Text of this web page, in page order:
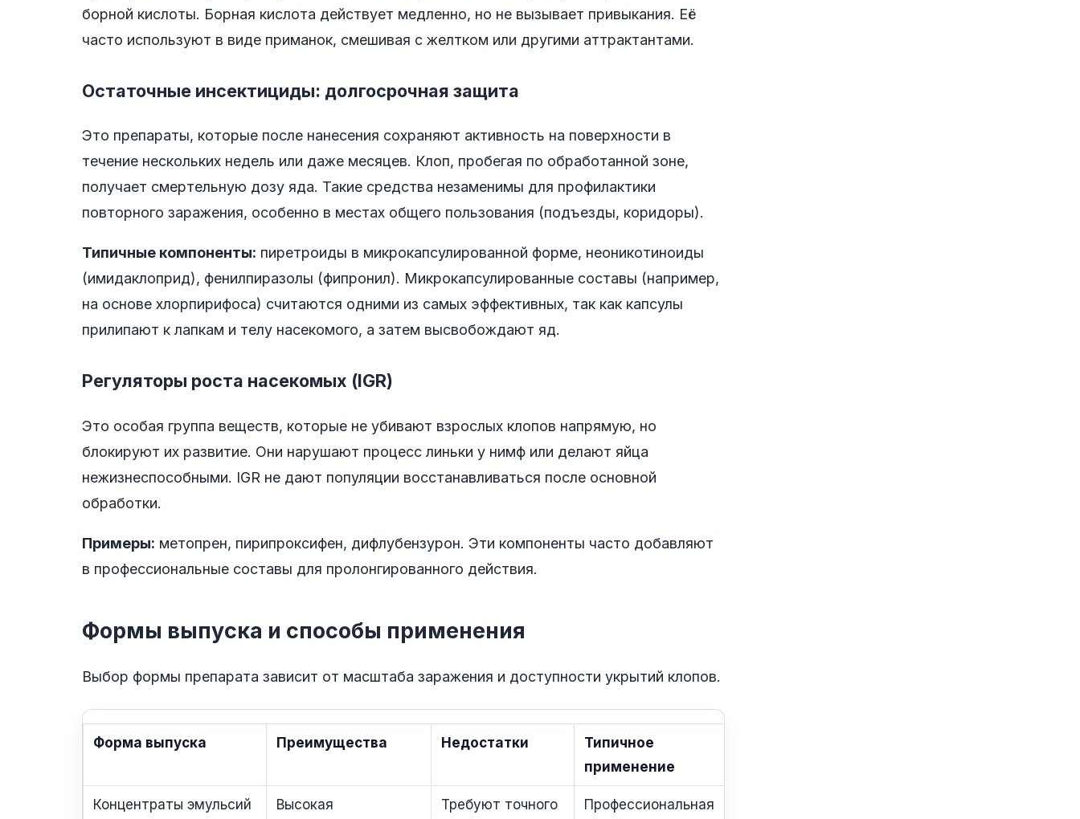
борной кислоты. Борная кислота действует медленно, но не вызывает привыкания. Её
часто используют в виде приманок, смешивая с желтком или другими аттрактантами.
Остаточные инсектициды: долгосрочная защита
Это препараты, которые после нанесения сохраняют активность на поверхности в
течение нескольких недель или даже месяцев. Клоп, пробегая по обработанной зоне,
получает смертельную дозу яда. Такие средства незаменимы для профилактики
повторного заражения, особенно в местах общего пользования (подъезды, коридоры).
Типичные компоненты: пиретроиды в микрокапсулированной форме, неоникотиноиды
(имидаклоприд), фенилпиразолы (фипронил). Микрокапсулированные составы (например,
на основе хлорпирифоса) считаются одними из самых эффективных, так как капсулы
прилипают к лапкам и телу насекомого, а затем высвобождают яд.
Регуляторы роста насекомых (IGR)
Это особая группа веществ, которые не убивают взрослых клопов напрямую, но
блокируют их развитие. Они нарушают процесс линьки у нимф или делают яйца
нежизнеспособными. IGR не дают популяции восстанавливаться после основной
обработки.
Примеры: метопрен, пирипроксифен, дифлубензурон. Эти компоненты часто добавляют
в профессиональные составы для пролонгированного действия.
Формы выпуска и способы применения
Выбор формы препарата зависит от масштаба заражения и доступности укрытий клопов.
Форма выпуска Преимущества Недостатки
Типичное
применение
Концентраты эмульсий
Высокая
Требуют точного
Профессиональная